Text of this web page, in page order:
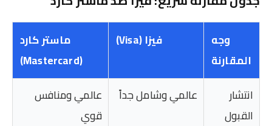
وجه
المقارنة
فيزا (Visa)
ماستر كارد
(Mastercard)
انتشار
القبول
عالمي وشامل جداً
عالمي ومنافس
قوي